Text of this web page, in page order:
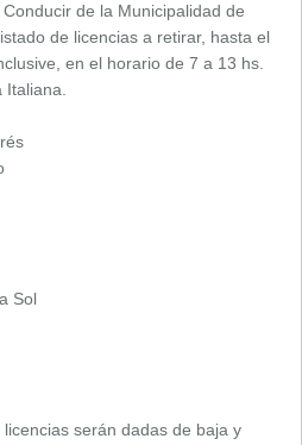
de la Municipalidad de
de licencias a retirar, hasta el
en el horario de 7 a 13 hs.
Sol
serán dadas de baja y